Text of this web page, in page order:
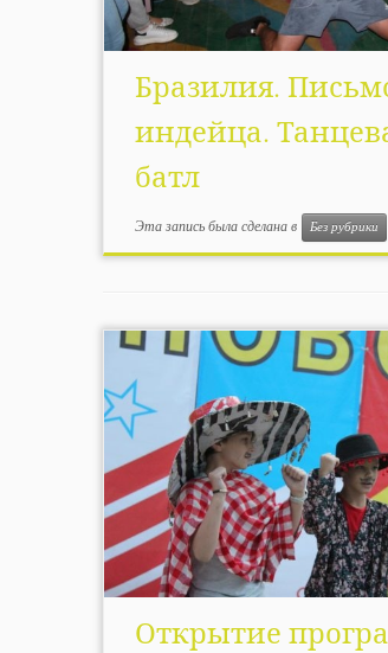
Бразилия.
индейца.
батл
Эта запись была сделана в Без рубрики
Открытие